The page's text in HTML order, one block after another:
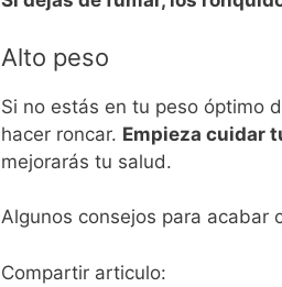
Alto peso
Si no estás en tu peso óptimo
hacer roncar. Empieza cuidar
mejorarás tu salud.
Algunos consejos para acabar
Compartir articulo: